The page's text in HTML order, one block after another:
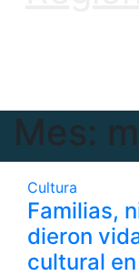
Mes:
Cultura
Familias,
dieron
cultural